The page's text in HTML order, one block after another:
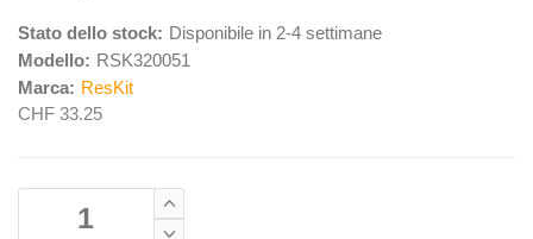
Stato dello stock: Disponibile in 2-4 settimane
Modello: RSK320051
Marca: ResKit
CHF 33.25